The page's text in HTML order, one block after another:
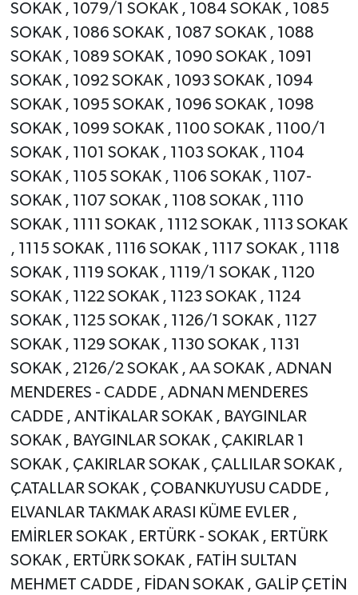
SOKAK , 1079/1 SOKAK , 1084 SOKAK , 1085
SOKAK , 1086 SOKAK , 1087 SOKAK , 1088
SOKAK , 1089 SOKAK , 1090 SOKAK , 1091
SOKAK , 1092 SOKAK , 1093 SOKAK , 1094
SOKAK , 1095 SOKAK , 1096 SOKAK , 1098
SOKAK , 1099 SOKAK , 1100 SOKAK , 1100/1
SOKAK , 1101 SOKAK , 1103 SOKAK , 1104
SOKAK , 1105 SOKAK , 1106 SOKAK , 1107-
SOKAK , 1107 SOKAK , 1108 SOKAK , 1110
SOKAK , 1111 SOKAK , 1112 SOKAK , 1113 SOKAK
, 1115 SOKAK , 1116 SOKAK , 1117 SOKAK , 1118
SOKAK , 1119 SOKAK , 1119/1 SOKAK , 1120
SOKAK , 1122 SOKAK , 1123 SOKAK , 1124
SOKAK , 1125 SOKAK , 1126/1 SOKAK , 1127
SOKAK , 1129 SOKAK , 1130 SOKAK , 1131
SOKAK , 2126/2 SOKAK , AA SOKAK , ADNAN
MENDERES - CADDE , ADNAN MENDERES
CADDE , ANTİKALAR SOKAK , BAYGINLAR
SOKAK , BAYGINLAR SOKAK , ÇAKIRLAR 1
SOKAK , ÇAKIRLAR SOKAK , ÇALLILAR SOKAK ,
ÇATALLAR SOKAK , ÇOBANKUYUSU CADDE ,
ELVANLAR TAKMAK ARASI KÜME EVLER ,
EMİRLER SOKAK , ERTÜRK - SOKAK , ERTÜRK
SOKAK , ERTÜRK SOKAK , FATİH SULTAN
MEHMET CADDE , FİDAN SOKAK , GALİP ÇETİN